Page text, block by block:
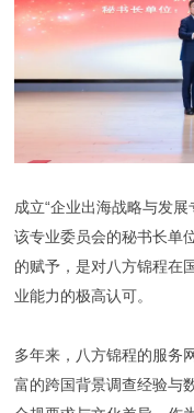
成立“企业出海战略与发
该专业委员会的秘书长单
的赋予，是对八方锦程在
业能力的极高认可。
多年来，八方锦程的服务
富的跨国背景调查经验与